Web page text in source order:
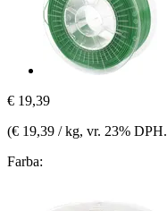
€ 19,39
(€ 19,39 / kg, vr. 23% DPH.
Farba: